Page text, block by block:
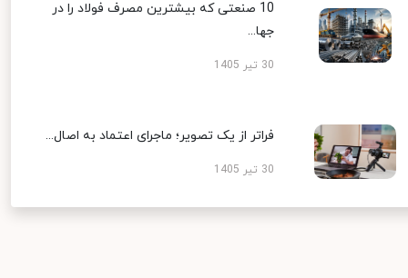
10 صنعتی که بیشترین مصرف فولاد را در
جها...
30 تیر 1405
فراتر از یک تصویر؛ ماجرای اعتماد به اصال...
30 تیر 1405